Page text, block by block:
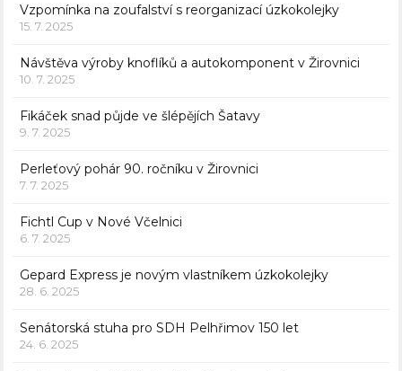
Vzpomínka na zoufalství s reorganizací úzkokolejky
15. 7. 2025
Návštěva výroby knoflíků a autokomponent v Žirovnici
10. 7. 2025
Fikáček snad půjde ve šlépějích Šatavy
9. 7. 2025
Perleťový pohár 90. ročníku v Žirovnici
7. 7. 2025
Fichtl Cup v Nové Včelnici
6. 7. 2025
Gepard Express je novým vlastníkem úzkokolejky
28. 6. 2025
Senátorská stuha pro SDH Pelhřimov 150 let
24. 6. 2025